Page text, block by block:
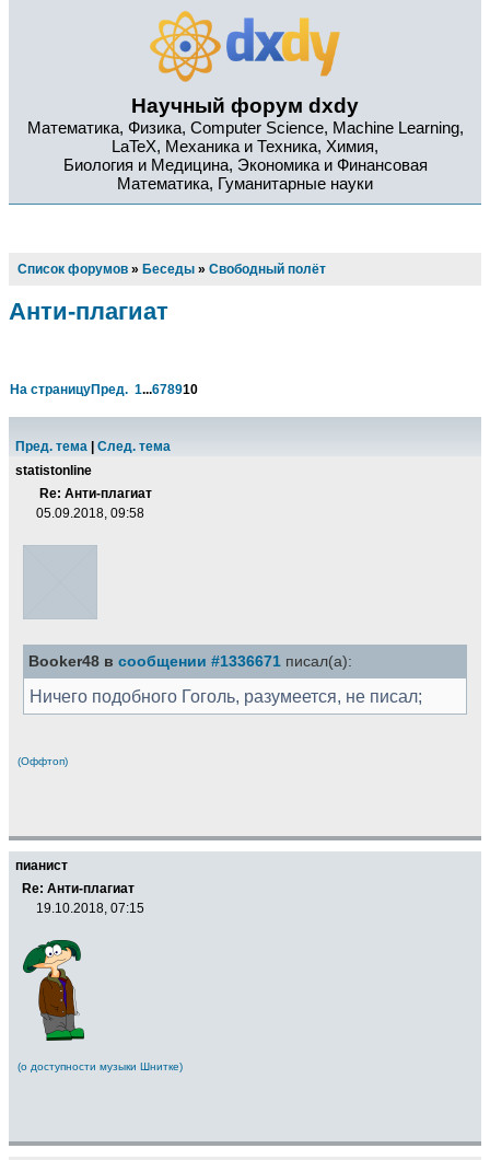
Научный форум dxdy
Математика, Физика, Computer Science, Machine Learning,
LaTeX, Механика и Техника, Химия,
Биология и Медицина, Экономика и Финансовая
Математика, Гуманитарные науки
Список форумов » Беседы » Свободный полёт
Анти-плагиат
На страницуПред. 1...678910
Пред. тема
След. тема
statistonline
Re: Анти-плагиат
05.09.2018, 09:58
Booker48 в сообщении #1336671 писал(а):
Ничего подобного Гоголь, разумеется, не писал;
(Оффтоп)
пианист
Re: Анти-плагиат
19.10.2018, 07:15
(о доступности музыки Шнитке)